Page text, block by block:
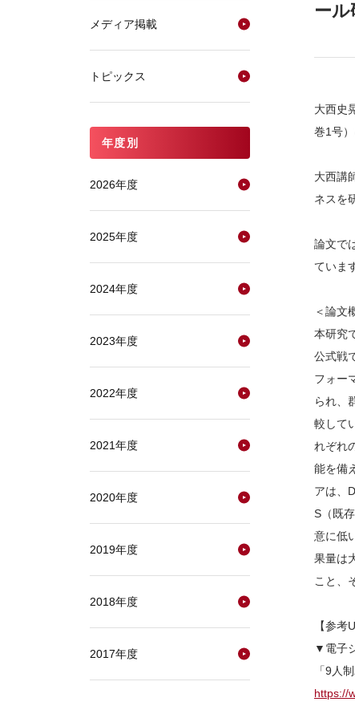
ー
大西史
巻1号）
大西講
ネスを
論文で
ていま
＜論文
本研究
公式戦
フォー
られ、
較して
れぞれ
能を備
アは、
S（既
意に低
果量は
こと、
【参考
▼電子
「9人
https://
メディア掲載
トピックス
年度別
2026年度
2025年度
2024年度
2023年度
2022年度
2021年度
2020年度
2019年度
2018年度
2017年度